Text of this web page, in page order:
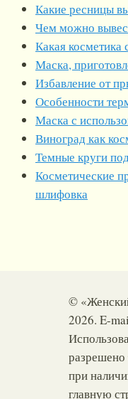
Какие ресницы
Чем можно
Какая косметика
Маска,
Избавление от
Особенности
Маска с
Виноград как
Темные круги
Косметические
шлифовка
©
2026. E-
разрешено
при
главную